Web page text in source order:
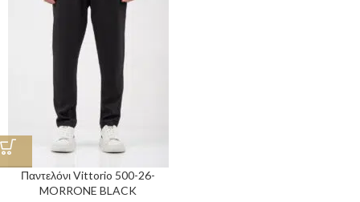
Παντελόνι Vittorio 500-26-
MORRONE BLACK